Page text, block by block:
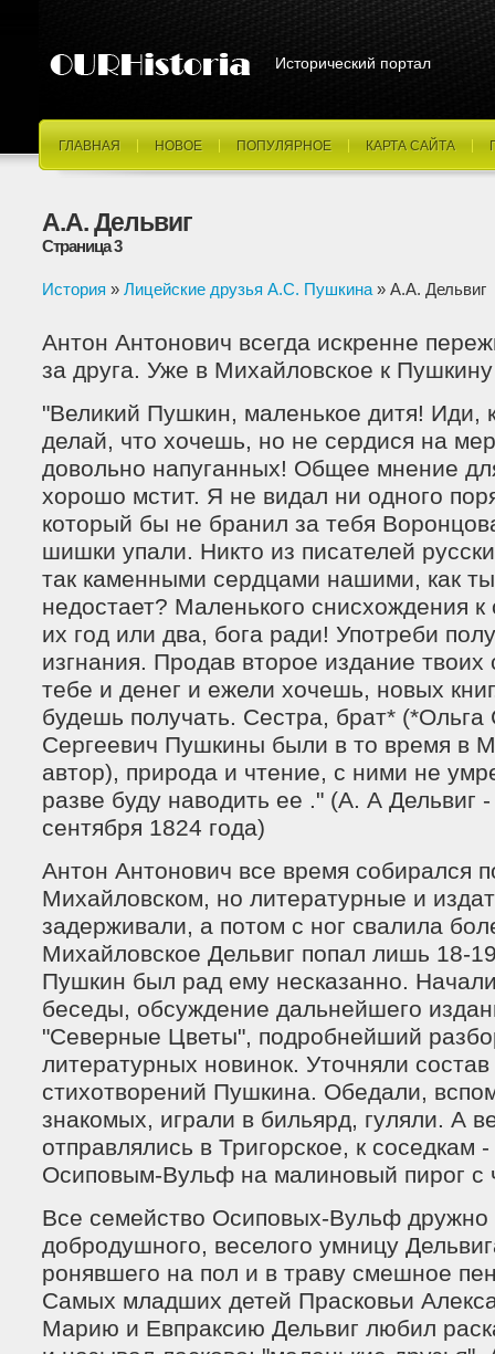
Исторический портал
ГЛАВНАЯ НОВОЕ ПОПУЛЯРНОЕ КАРТА САЙТА
А.А. Дельвиг
Страница 3
История » Лицейские друзья А.С. Пушкина » А.А. Дельвиг
Антон Антонович всегда искренне
за друга. Уже в Михайловское к
"Великий Пушкин, маленькое дитя! Иди,
делай, что хочешь, но не сердися на
довольно напуганных! Общее мнение
хорошо мстит. Я не видал ни одного
который бы не бранил за тебя
шишки упали. Никто из писателей
так каменными сердцами нашими, как
недостает? Маленького снисхождения
их год или два, бога ради! Употреби
изгнания. Продав второе издание
тебе и денег и ежели хочешь, новых
будешь получать. Сестра, брат*
Сергеевич Пушкины были в то время в
автор), природа и чтение, с ними не
разве буду наводить ее ." (А. А Дельвиг
сентября 1824 года)
Антон Антонович все время собирался
Михайловском, но литературные и
задерживали, а потом с ног свалила
Михайловское Дельвиг попал лишь 18-
Пушкин был рад ему несказанно.
беседы, обсуждение дальнейшего
"Северные Цветы", подробнейший
литературных новинок. Уточняли
стихотворений Пушкина. Обедали,
знакомых, играли в бильярд, гуляли. А
отправлялись в Тригорское, к
Осиповым-Вульф на малиновый пирог с
Все семейство Осиповых-Вульф дружно
добродушного, веселого умницу
ронявшего на пол и в траву смешное
Самых младших детей Прасковьи
Марию и Евпраксию Дельвиг любил